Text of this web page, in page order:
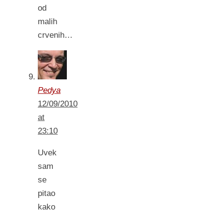
od
malih
crvenih…
Pedya
12/09/2010
at
23:10
Uvek
sam
se
pitao
kako